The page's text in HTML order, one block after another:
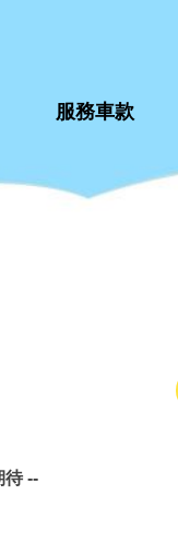
服務車款
服務車款
待 --